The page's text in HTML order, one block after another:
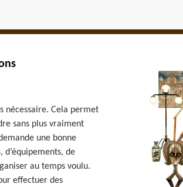
nécessaire. Cela permet
sans plus vraiment
une bonne
d’équipements, de
au temps voulu.
effectuer des